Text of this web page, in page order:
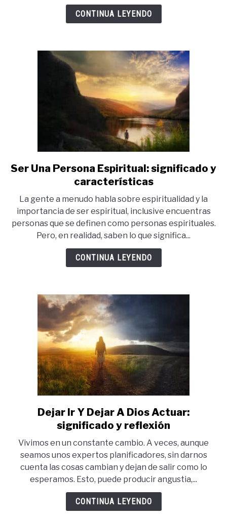
CONTINUA LEYENDO
link
to
Una
Persona
Espiritual:
significado
características
Ser Una Persona Espiritual: significado y
características
La gente a menudo habla sobre espiritualidad y la
importancia de ser espiritual, inclusive encuentras
personas que se definen como personas espirituales.
Pero, en realidad, saben lo que significa...
CONTINUA LEYENDO
link
to
Ir
Y
Dejar
A
Dios
Dejar Ir Y Dejar A Dios Actuar:
significado y reflexión
Vivimos en un constante cambio. A veces, aunque
seamos unos expertos planificadores, sin darnos
cuenta las cosas cambian y dejan de salir como lo
esperamos. Esto, puede producir angustia,...
CONTINUA LEYENDO